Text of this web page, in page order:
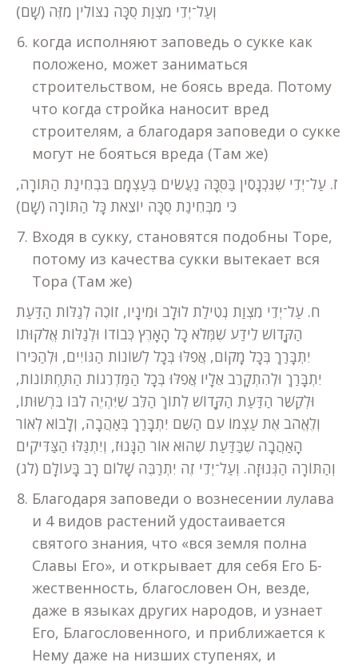
וְעַל־יְדֵי מִצְוַת סֻכָּה נִצּוֹלִין מִזֶּה (שָׁם)
когда исполняют заповедь о сукке как
положено, может заниматься
строительством, не боясь вреда. Потому
что когда стройка наносит вред
строителям, а благодаря заповеди о сукке
могут не бояться вреда (Там же)
ז. עַל־יְדֵי שֶׁנִּכְנָסִין בַּסֻּכָּה נַעֲשִׂים בְּעַצְמָם בִּבְחִינַת הַתּוֹרָה,
כִּי מִבְּחִינַת סֻכָּה יוֹצֵאת כָּל הַתּוֹרָה (שָׁם)
Входя в сукку, становятся подобны Торе,
потому из качества сукки вытекает вся
Тора (Там же)
ח. עַל־יְדֵי מִצְוַת נְטִילַת לוּלָב וּמִינָיו, זוֹכֶה לְגַלּוֹת הַדַּעַת
הַקָּדוֹשׁ לֵידַע שֶׁמְּלֹא כָל הָאָרֶץ כְּבוֹדוֹ וּלְגַלּוֹת אֱלֹקוּתוֹ
יִתְבָּרַךְ בְּכָל מָקוֹם, אֲפִלּוּ בְּכָל לְשׁוֹנוֹת הַגּוֹיִים, וּלְהַכִּירוֹ
יִתְבָּרַךְ וּלְהִתְקָרֵב אֵלָיו אֲפִלּוּ בְּכָל הַמַּדְרֵגוֹת הַתַּחְתּוֹנוֹת,
וּלְקַשֵּׁר הַדַּעַת הַקָּדוֹשׁ לְתוֹךְ הַלֵּב שֶׁיִּהְיֶה לִבּוֹ בִּרְשׁוּתוֹ,
וְלֶאֱהֹב אֶת עַצְמוֹ עִם הַשֵּׁם יִתְבָּרַךְ בְּאַהֲבָה, וְלָבוֹא לְאוֹר
הָאַהֲבָה שֶׁבַּדַּעַת שֶׁהוּא אוֹר הַגָּנוּז, וְיִתְגַּלּוּ הַצַּדִּיקִים
וְהַתּוֹרָה הַגְּנוּזָה. וְעַל־יְדֵי זֶה יִתְרַבֶּה שָׁלוֹם רָב בָּעוֹלָם (לג)
Благодаря заповеди о вознесении лулава
и 4 видов растений удостаивается
святого знания, что «вся земля полна
Славы Его», и открывает для себя Его Б-
жественность, благословен Он, везде,
даже в языках других народов, и узнает
Его, Благословенного, и приближается к
Нему даже на низших ступенях, и